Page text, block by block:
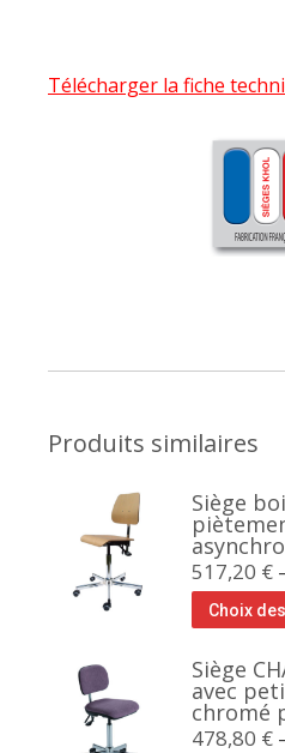
Télécharger la fiche
Produits similaires
Siège
517,20 €
Choix
Siège
avec
chromé
478,80 €